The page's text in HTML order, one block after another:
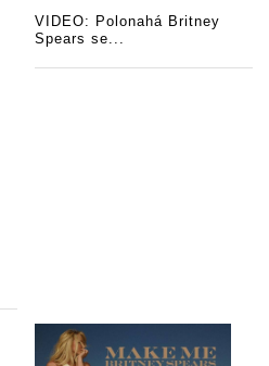
VIDEO: Polonahá Britney
Spears se...